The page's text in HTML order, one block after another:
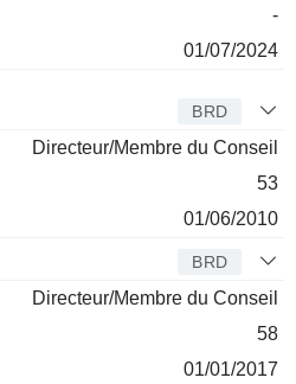
-
01/07/2024
BRD
Directeur/Membre du Conseil
53
01/06/2010
BRD
Directeur/Membre du Conseil
58
01/01/2017